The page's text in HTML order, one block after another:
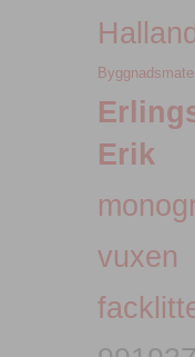
Erik
vuxen